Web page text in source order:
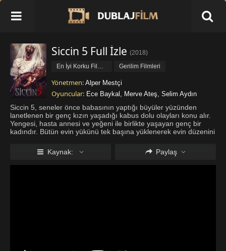
Siccin 5 Full İzle (2018)
En İyi Korku Filmleri
Gerilim Filmleri
Gizem Filmleri
Yönetmen: Alper Mestçi
Oyuncular: Ece Baykal , Merve Ateş, Selim Aydın
Siccin 5, seneler önce babasının yaptığı büyüler yüzünden
lanetlenen bir genç kızın yaşadığı kabus dolu olayları konu alır.
Yengesi, hasta annesi ve yeğeni ile birlikte yaşayan genç bir
kadındır. Bütün evin yükünü tek başına yüklenerek evin düzenini
Daha fazla göster
Kaynak: Paylaş